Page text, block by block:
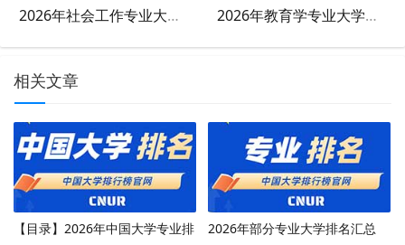
2026年社会工作专业大学排名 2026年教育学专业大学排名
相关文章
【目录】2026年中国大学专业排
2026年部分专业大学排名汇总